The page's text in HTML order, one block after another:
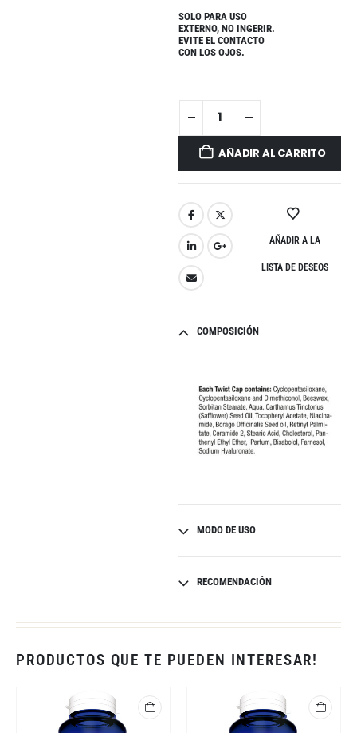
SOLO PARA USO
EXTERNO, NO INGERIR.
EVITE EL CONTACTO
CON LOS OJOS.
AÑADIR AL CARRITO
AÑADIR A LA
LISTA DE DESEOS
COMPOSICIÓN
MODO DE USO
RECOMENDACIÓN
PRODUCTOS QUE TE PUEDEN INTERESAR!